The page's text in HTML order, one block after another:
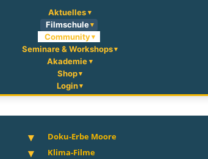
Aktuelles
Filmschule
Community
Seminare & Workshops
Akademie
Shop
Login
Doku-Erbe Moore
Klima-Filme